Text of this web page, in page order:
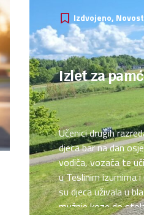
Izdvojeno
Izlet za
Učenici drugih
djeca bar na dan
vodiča, vozača te
u Teslinim izumima
su djeca uživala u
mužnje koze do